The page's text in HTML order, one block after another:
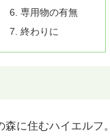
専用物の有無
終わりに
森に住むハイエルフ。